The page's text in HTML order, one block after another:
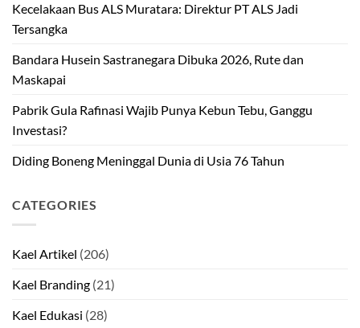
Kecelakaan Bus ALS Muratara: Direktur PT ALS Jadi
Tersangka
Bandara Husein Sastranegara Dibuka 2026, Rute dan
Maskapai
Pabrik Gula Rafinasi Wajib Punya Kebun Tebu, Ganggu
Investasi?
Diding Boneng Meninggal Dunia di Usia 76 Tahun
CATEGORIES
Kael Artikel (206)
Kael Branding (21)
Kael Edukasi (28)